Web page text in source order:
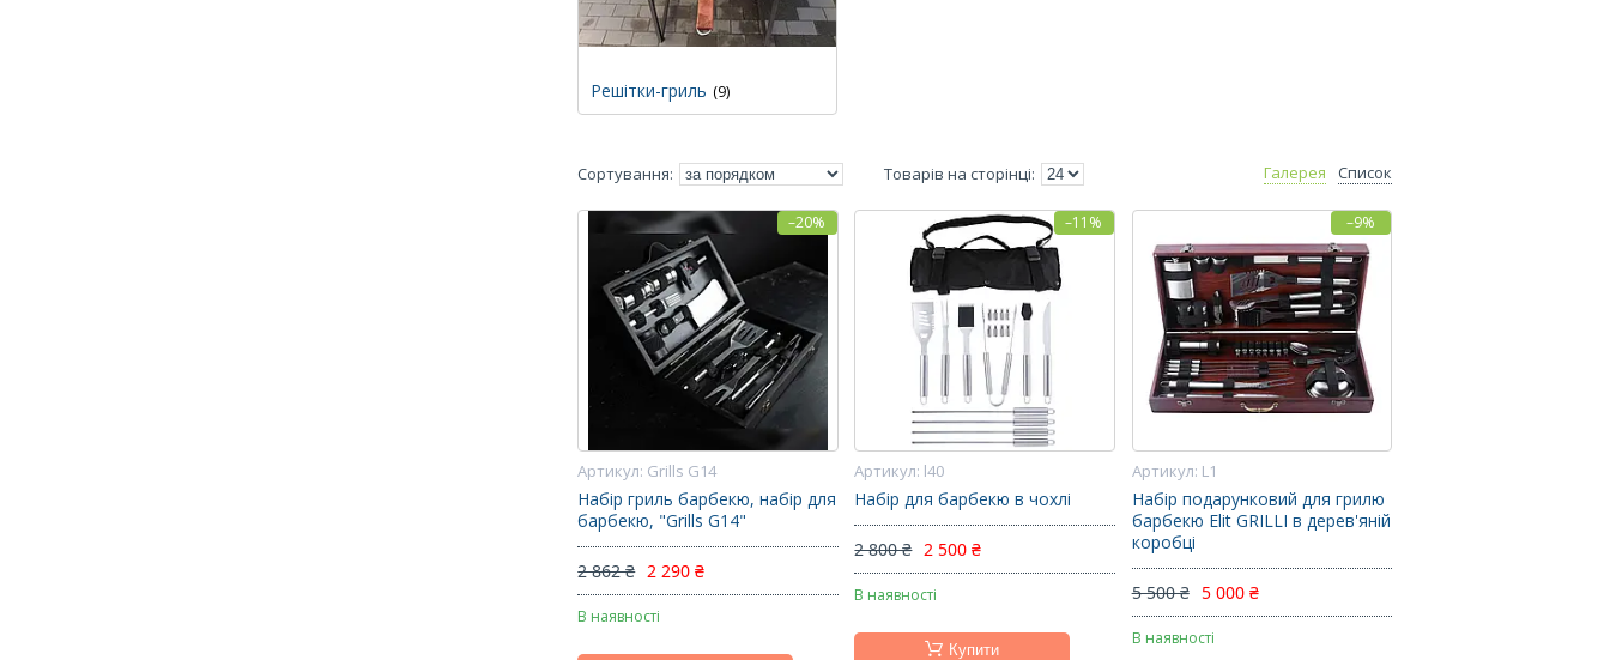
Решітки-гриль 9
Галерея Список
–20%
Grills G14
Набір гриль барбекю, набір для
барбекю, "Grills G14"
2 862 ₴ 2 290 ₴
В наявності
–11%
l40
Набір для барбекю в чохлі
2 800 ₴ 2 500 ₴
В наявності
Купити
–9%
L1
Набір подарунковий для грилю
барбекю Elit GRILLI в дерев'яній
коробці
5 500 ₴ 5 000 ₴
В наявності